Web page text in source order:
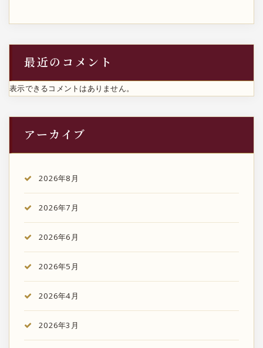
最近のコメント
表示できるコメントはありません。
アーカイブ
2026年8月
2026年7月
2026年6月
2026年5月
2026年4月
2026年3月